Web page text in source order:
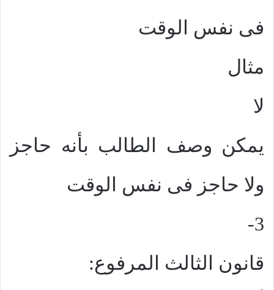
فى نفس الوقت
مثال
لا
يمكن وصف الطالب بأنه حاجز
ولا حاجز فى نفس الوقت
3-
قانون الثالث المرفوع: